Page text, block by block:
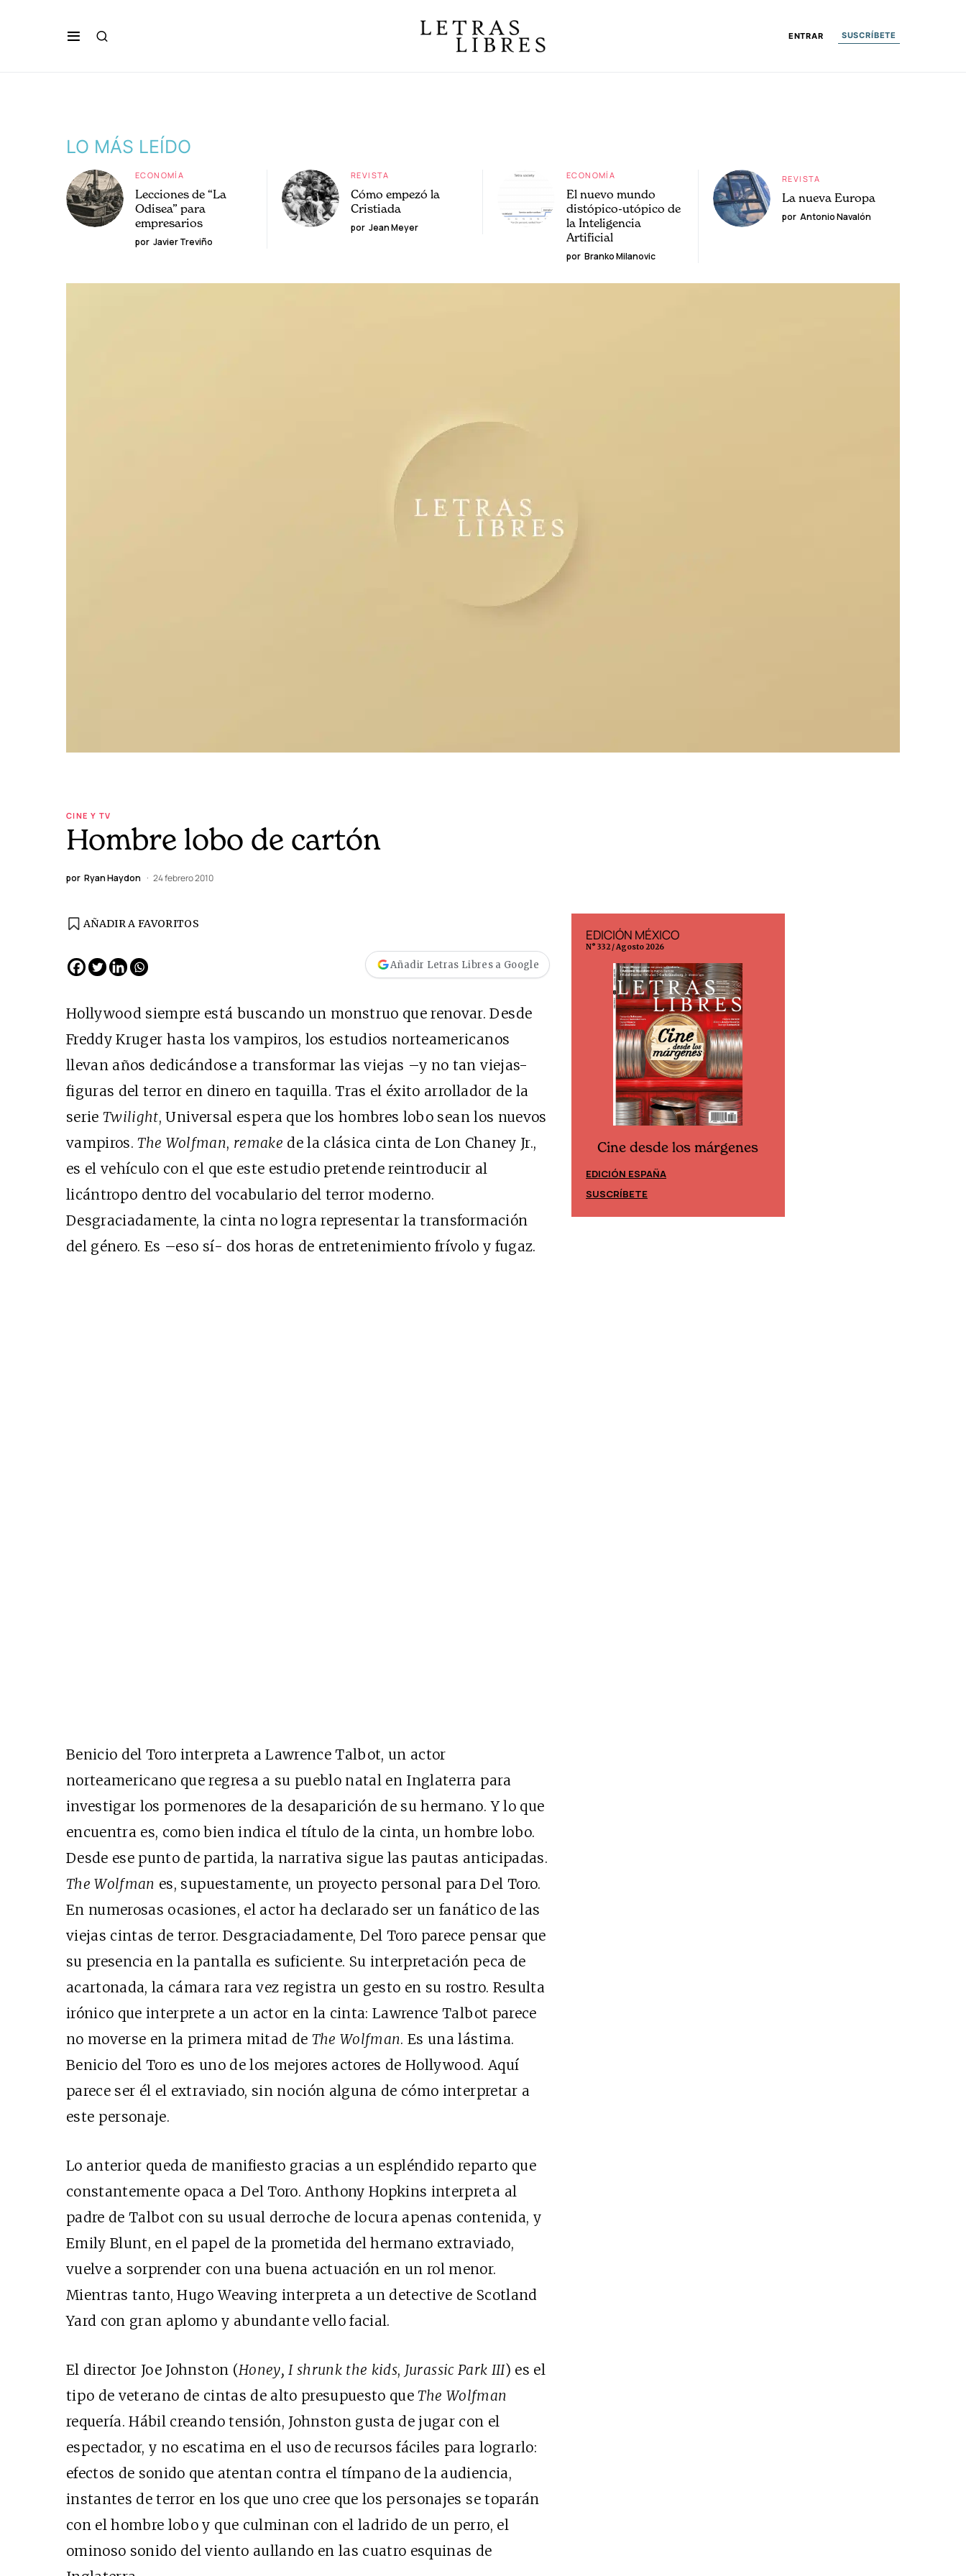
ENTRAR SUSCRÍBETE
LO MÁS LEÍDO
ECONOMÍA
Lecciones de “La
Odisea” para
empresarios
por Javier Treviño
REVISTA
Cómo empezó la
Cristiada
por Jean Meyer
ECONOMÍA
El nuevo mundo
distópico-utópico de
la Inteligencia
Artificial
por Branko Milanovic
REVISTA
La nueva Europa
por Antonio Navalón
CINE Y TV
Hombre lobo de cartón
por Ryan Haydon 24 febrero 2010
AÑADIR A FAVORITOS
Añadir Letras Libres a Google
Hollywood siempre está buscando un monstruo que renovar. Desde
Freddy Kruger hasta los vampiros, los estudios norteamericanos
llevan años dedicándose a transformar las viejas –y no tan viejas-
figuras del terror en dinero en taquilla. Tras el éxito arrollador de la
serieTwilight, Universal espera que los hombres lobo sean los nuevos
vampiros.The Wolfman, remake de la clásica cinta de Lon Chaney Jr.,
es el vehículo con el que este estudio pretende reintroducir al
licántropo dentro del vocabulario del terror moderno.
Desgraciadamente, la cinta no logra representar la transformación
del género. Es –eso sí- dos horas de entretenimiento frívolo y fugaz.
Benicio del Toro interpreta a Lawrence Talbot, un actor
norteamericano que regresa a su pueblo natal en Inglaterra para
investigar los pormenores de la desaparición de su hermano. Y lo que
encuentra es, como bien indica el título de la cinta, un hombre lobo.
Desde ese punto de partida, la narrativa sigue las pautas anticipadas.
The Wolfman es, supuestamente, un proyecto personal para Del Toro.
En numerosas ocasiones, el actor ha declarado ser un fanático de las
viejas cintas de terror. Desgraciadamente, Del Toro parece pensar que
su presencia en la pantalla es suficiente. Su interpretación peca de
acartonada, la cámara rara vez registra un gesto en su rostro. Resulta
irónico que interprete a un actor en la cinta: Lawrence Talbot parece
no moverse en la primera mitad de The Wolfman. Es una lástima.
Benicio del Toro es uno de los mejores actores de Hollywood. Aquí
parece ser él el extraviado, sin noción alguna de cómo interpretar a
este personaje.
Lo anterior queda de manifiesto gracias a un espléndido reparto que
constantemente opaca a Del Toro. Anthony Hopkins interpreta al
padre de Talbot con su usual derroche de locura apenas contenida, y
Emily Blunt, en el papel de la prometida del hermano extraviado,
vuelve a sorprender con una buena actuación en un rol menor.
Mientras tanto, Hugo Weaving interpreta a un detective de Scotland
Yard con gran aplomo y abundante vello facial.
El director Joe Johnston (Honey, I shrunk the kids, Jurassic Park III) es el
tipo de veterano de cintas de alto presupuesto queThe Wolfman
requería. Hábil creando tensión, Johnston gusta de jugar con el
espectador, y no escatima en el uso de recursos fáciles para lograrlo:
efectos de sonido que atentan contra el tímpano de la audiencia,
instantes de terror en los que uno cree que los personajes se toparán
con el hombre lobo y que culminan con el ladrido de un perro, el
ominoso sonido del viento aullando en las cuatro esquinas de
Cine desde los márgenes
EDICIÓN MÉXICO
SUSCRÍBETE
EDICIÓN MÉXICO
N° 332 / Agosto 2026
Cine desde los márgenes
EDICIÓN ESPAÑA
SUSCRÍBETE